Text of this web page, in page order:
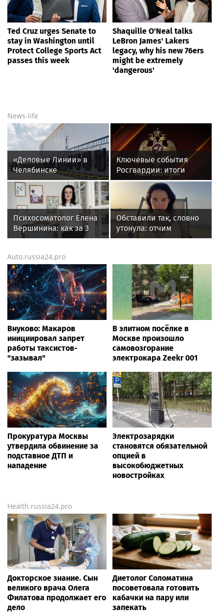
Ted Cruz urges Senate to
stay in Washington until
Protect College Sports Act
passes this week
Shaquille O'Neal talks
LeBron James' Lakers
legacy, why his new 76ers
might be extremely
'dangerous'
News-life
«Деловые Линии» в
Челябинске
переезжают на новый
адрес
Ключевые события
Росгвардии: итоги
недели с 13 по 19 июля
Психосоматолог Елена
Вершинина: как за 3
минуты вернуть себе
Обставили так, словно
утонула: отчим
пропавшей во
что ее могли похитить
Auto.russia24.pro
Внуково: Макаров
инициировал запрет
работы таксистов-
"зазывал"
В элитном посёлке в
Москве произошло
самовозгорание
электрокара Zeekr 001
Прокуратура Москвы
утвердила обвинение за
подставное ДТП и
нападение
Электрозарядки
становятся обязательной
опцией в
высокобюджетных
новостройках
Health.russia24.pro
Докторское знание. Сын
великого врача Олега
Филатова продолжает его
дело
Диетолог Соломатина
посоветовала готовить
кабачки на пару или
запекать